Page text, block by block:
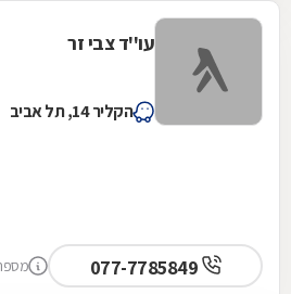
עו''ד צבי זר
הקליר 14, תל אביב